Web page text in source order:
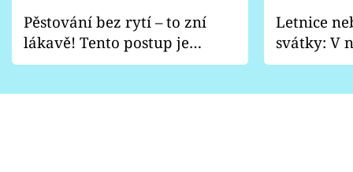
Sledujte nás
Pěstování bez rytí – to zní
lákavě! Tento postup je
vhodný jen pro některé
Letnice
svátky: V
pondělí